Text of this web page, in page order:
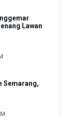
Lawan
Semarang,